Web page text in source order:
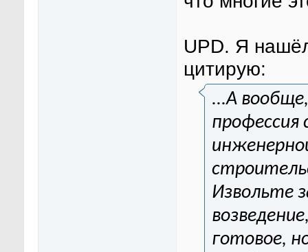
UPD. Я
цитирую:
...А
Извольте
готовое,